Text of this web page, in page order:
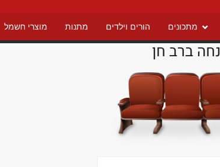
מתכונים הורים וילדים מתנות מוצרי חשמל
ברב חן